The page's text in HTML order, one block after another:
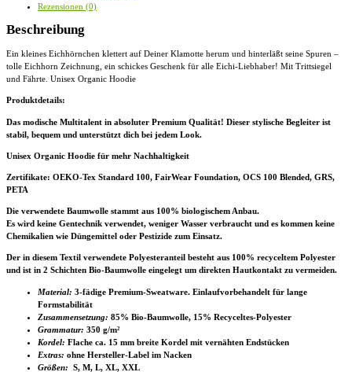
Rezensionen (0)
Beschreibung
Ein kleines Eichhörnchen klettert auf Deiner Klamotte herum und hinterläßt seine Spuren –
tolle Eichhorn Zeichnung, ein schickes Geschenk für alle Eichi-Liebhaber! Mit Trittsiegel
und Fährte. Unisex Organic Hoodie
Produktdetails:
Das modische Multitalent in absoluter Premium Qualität! Dieser stylische Begleiter ist
stabil, bequem und unterstützt dich bei jedem Look.
Unisex Organic Hoodie für mehr Nachhaltigkeit
Zertifikate: OEKO-Tex Standard 100, FairWear Foundation, OCS 100 Blended, GRS,
PETA
Die verwendete Baumwolle stammt aus 100% biologischem Anbau.
Es wird keine Gentechnik verwendet, weniger Wasser verbraucht und es kommen keine
Chemikalien wie Düngemittel oder Pestizide zum Einsatz.
Der in diesem Textil verwendete Polyesteranteil besteht aus 100% recyceltem Polyester
und ist in 2 Schichten Bio-Baumwolle eingelegt um direkten Hautkontakt zu vermeiden.
Material: 3-fädige Premium-Sweatware. Einlaufvorbehandelt für lange
Formstabilität
Zusammensetzung: 85% Bio-Baumwolle, 15% Recyceltes-Polyester
Grammatur: 350 g/m²
Kordel: Flache ca. 15 mm breite Kordel mit vernähten Endstücken
Extras: ohne Hersteller-Label im Nacken
Größen: S, M, L, XL, XXL